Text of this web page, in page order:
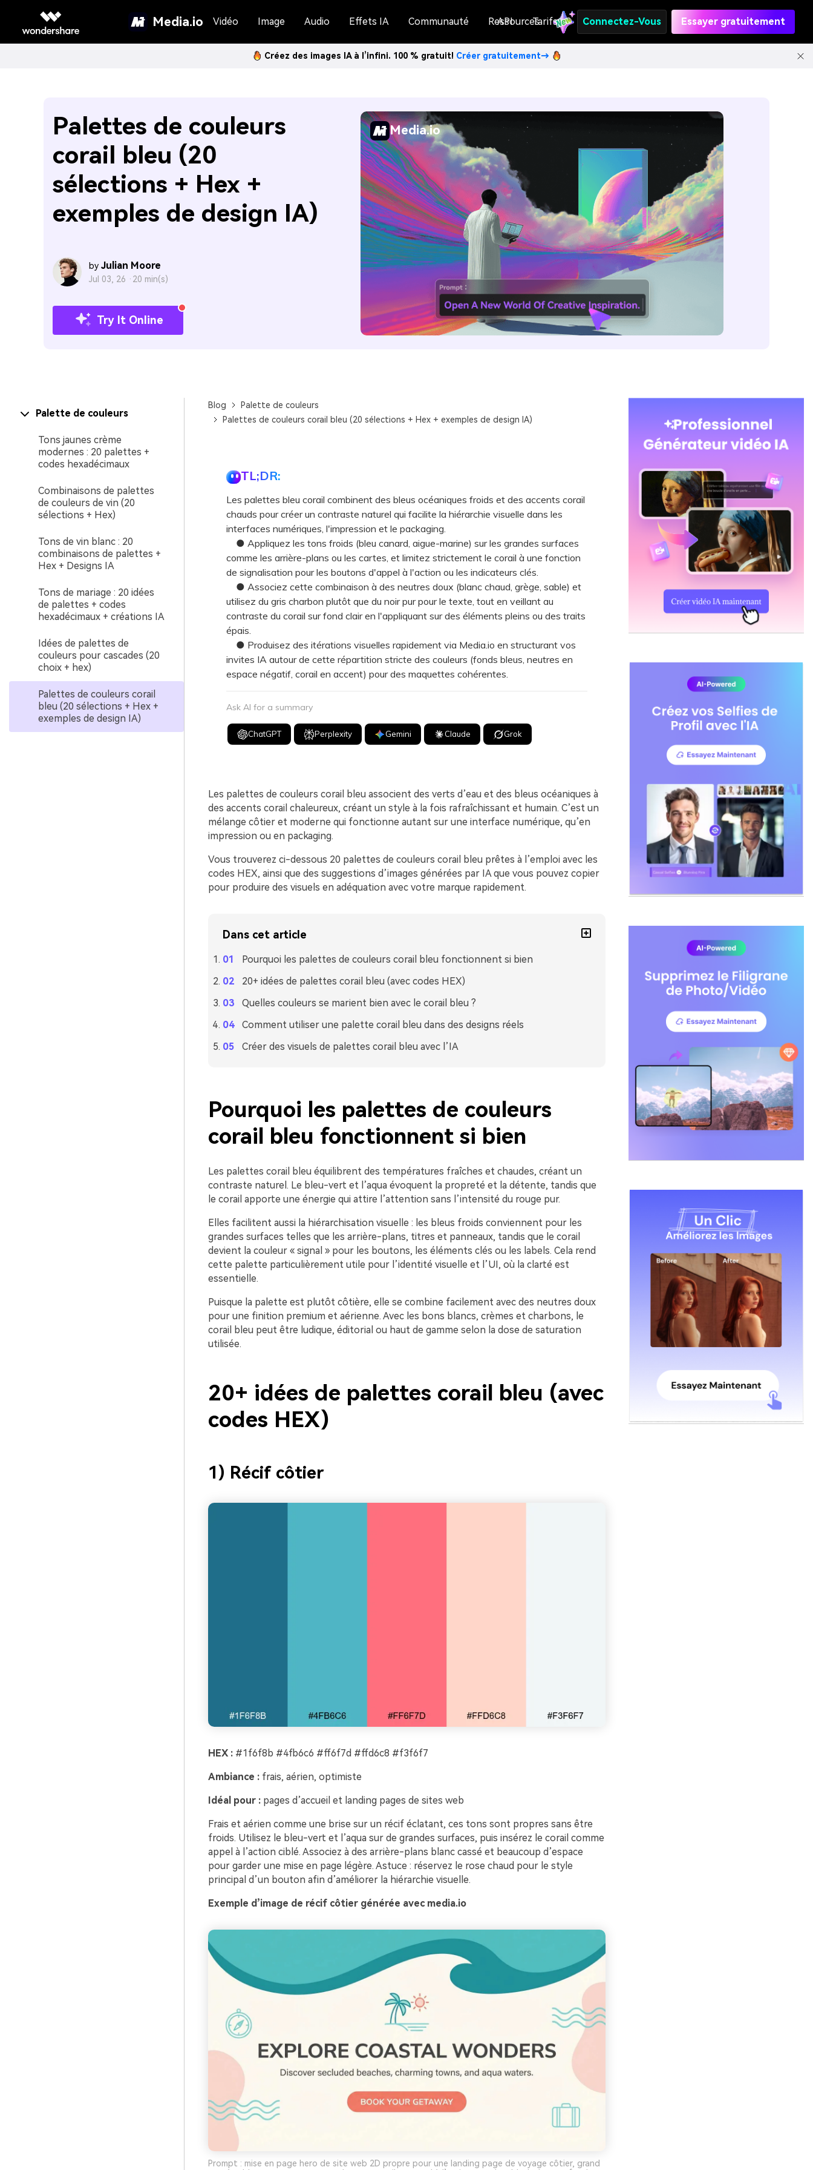
Media.io Vidéo Image Audio Effets IA Communauté Ressources
API Tarifs Connectez-Vous Essayer gratuitement
Créez des images IA à l’infini. 100 % gratuit! Créer gratuitement→
Palettes de couleurs
corail bleu (20
sélections + Hex +
exemples de design IA)
by Julian Moore
Jul 03, 26 · 20 min(s)
Try It Online
Media.io
Palette de couleurs
Tons jaunes crème
modernes : 20 palettes +
codes hexadécimaux
Combinaisons de palettes
de couleurs de vin (20
sélections + Hex)
Tons de vin blanc : 20
combinaisons de palettes +
Hex + Designs IA
Tons de mariage : 20 idées
de palettes + codes
hexadécimaux + créations IA
Idées de palettes de
couleurs pour cascades (20
choix + hex)
Palettes de couleurs corail
bleu (20 sélections + Hex +
exemples de design IA)
Blog
Palette de couleurs
Palettes de couleurs corail bleu (20 sélections + Hex + exemples de design IA)
TL;DR:
Les palettes bleu corail combinent des bleus océaniques froids et des accents corail
chauds pour créer un contraste naturel qui facilite la hiérarchie visuelle dans les
interfaces numériques, l'impression et le packaging.
● Appliquez les tons froids (bleu canard, aigue-marine) sur les grandes surfaces
comme les arrière-plans ou les cartes, et limitez strictement le corail à une fonction
de signalisation pour les boutons d'appel à l'action ou les indicateurs clés.
● Associez cette combinaison à des neutres doux (blanc chaud, grège, sable) et
utilisez du gris charbon plutôt que du noir pur pour le texte, tout en veillant au
contraste du corail sur fond clair en l'appliquant sur des éléments pleins ou des traits
épais.
● Produisez des itérations visuelles rapidement via Media.io en structurant vos
invites IA autour de cette répartition stricte des couleurs (fonds bleus, neutres en
espace négatif, corail en accent) pour des maquettes cohérentes.
Ask AI for a summary
ChatGPT Perplexity Gemini Claude Grok
Les palettes de couleurs corail bleu associent des verts d’eau et des bleus océaniques à
des accents corail chaleureux, créant un style à la fois rafraîchissant et humain. C’est un
mélange côtier et moderne qui fonctionne autant sur une interface numérique, qu’en
impression ou en packaging.
Vous trouverez ci-dessous 20 palettes de couleurs corail bleu prêtes à l’emploi avec les
codes HEX, ainsi que des suggestions d’images générées par IA que vous pouvez copier
pour produire des visuels en adéquation avec votre marque rapidement.
Dans cet article
Pourquoi les palettes de couleurs corail bleu fonctionnent si bien
20+ idées de palettes corail bleu (avec codes HEX)
Quelles couleurs se marient bien avec le corail bleu ?
Comment utiliser une palette corail bleu dans des designs réels
Créer des visuels de palettes corail bleu avec l’IA
Pourquoi les palettes de couleurs
corail bleu fonctionnent si bien
Les palettes corail bleu équilibrent des températures fraîches et chaudes, créant un
contraste naturel. Le bleu-vert et l’aqua évoquent la propreté et la détente, tandis que
le corail apporte une énergie qui attire l’attention sans l’intensité du rouge pur.
Elles facilitent aussi la hiérarchisation visuelle : les bleus froids conviennent pour les
grandes surfaces telles que les arrière-plans, titres et panneaux, tandis que le corail
devient la couleur « signal » pour les boutons, les éléments clés ou les labels. Cela rend
cette palette particulièrement utile pour l’identité visuelle et l’UI, où la clarté est
essentielle.
Puisque la palette est plutôt côtière, elle se combine facilement avec des neutres doux
pour une finition premium et aérienne. Avec les bons blancs, crèmes et charbons, le
corail bleu peut être ludique, éditorial ou haut de gamme selon la dose de saturation
utilisée.
20+ idées de palettes corail bleu (avec
codes HEX)
1) Récif côtier
HEX :#1f6f8b #4fb6c6 #ff6f7d #ffd6c8 #f3f6f7
Ambiance :frais, aérien, optimiste
Idéal pour :pages d’accueil et landing pages de sites web
Frais et aérien comme une brise sur un récif éclatant, ces tons sont propres sans être
froids. Utilisez le bleu-vert et l’aqua sur de grandes surfaces, puis insérez le corail comme
appel à l’action ciblé. Associez à des arrière-plans blanc cassé et beaucoup d’espace
pour garder une mise en page légère. Astuce : réservez le rose chaud pour le style
principal d’un bouton afin d’améliorer la hiérarchie visuelle.
Exemple d’image de récif côtier générée avec media.io
Prompt : mise en page hero de site web 2D propre pour une landing page de voyage côtier, grand